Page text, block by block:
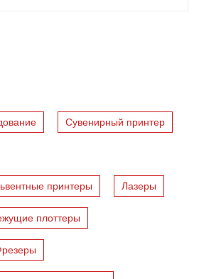
Cувенирный принтер
принтеры Лазеры
плоттеры